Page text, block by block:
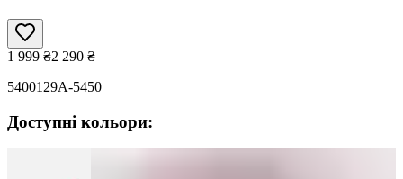
1 999 ₴2 290 ₴
5400129A-5450
Доступні кольори: